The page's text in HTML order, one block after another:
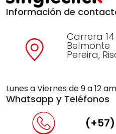
Información de
Carrera
Belmonte
Pereira,
Lunes a Viernes de 9 a 12
Whatsapp y Teléfonos